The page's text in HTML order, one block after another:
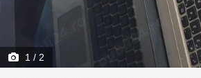
1 / 2